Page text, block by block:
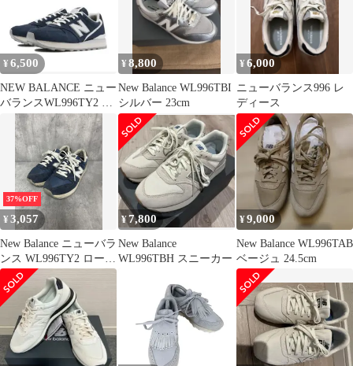
¥ 6,500
NEW BALANCE ニュー
バランスWL996TY2 ネ
イビー
¥8,800
New Balance WL996TBI
シルバー 23cm
¥6,000
ニューバランス996 レ
ディース
37%OFF
¥3,057
New Balance ニューバラ
ンス WL996TY2 ローカ
ット スニーカー
size23.5ｃｍ/紺 ■■ レデ
ィース
¥7,800
New Balance
WL996TBH スニーカー
¥9,000
New Balance WL996TAB
ベージュ 24.5cm